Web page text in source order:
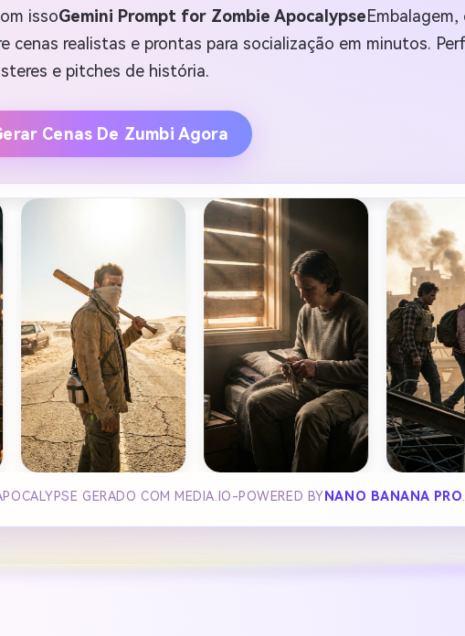
issoGemini Prompt for Zombie Apocalypse
realistas e prontas para socialização em minutos.
e pitches de história.
Cenas De Zumbi Agora
GERADO COM MEDIA.IO-POWERED BY NANO BANANA PRO